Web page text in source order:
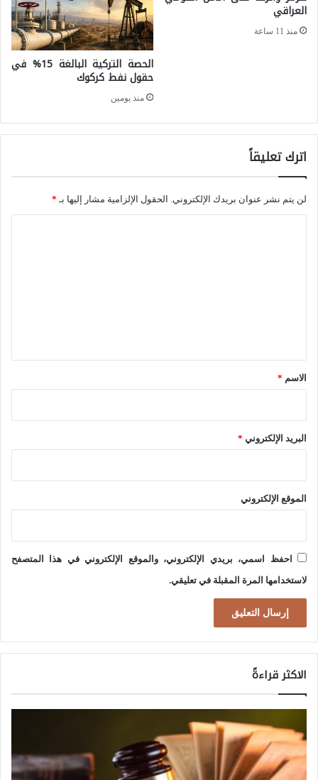
و
و
س
د
ل
ف
س
ا
ض
س
ق
ل
ي
؟
العراقي
منذ 11 ساعة
الحصة التركية البالغة 15% في
حقول نفط كركوك
منذ يومين
اترك تعليقاً
لن يتم نشر عنوان بريدك الإلكتروني. الحقول الإلزامية مشار إليها بـ *
*الاسم *
البريد الإلكتروني *
الموقع الإلكتروني
احفظ اسمي، بريدي الإلكتروني، والموقع الإلكتروني في هذا المتصفح
لاستخدامها المرة المقبلة في تعليقي.
الاكثر قراءةً